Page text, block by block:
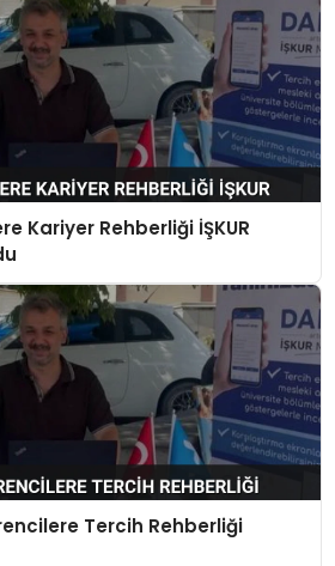
Kariyer Rehberliği İŞKUR
Tercih Rehberliği